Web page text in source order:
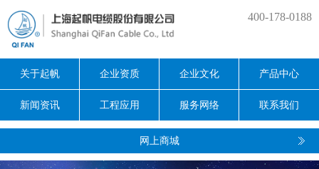
400-178-0188
关于起帆 企业资质 企业文化 产品中心
新闻资讯 工程应用 服务网络 联系我们
网上商城